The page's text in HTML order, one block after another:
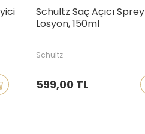
Schultz Saç Açıcı Sprey
Losyon, 150ml
Schultz
599,00 TL